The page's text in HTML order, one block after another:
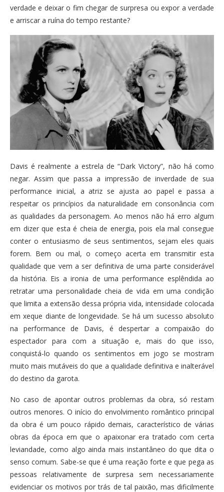
verdade e deixar o fim chegar de surpresa ou expor a verdade
e arriscar a ruína do tempo restante?
Davis é realmente a estrela de “Dark Victory”, não há como
negar. Assim que passa a impressão de inverdade de sua
performance inicial, a atriz se ajusta ao papel e passa a
respeitar os princípios da naturalidade em consonância com
as qualidades da personagem. Ao menos não há erro algum
em dizer que esta é cheia de energia, pois ela mal consegue
conter o entusiasmo de seus sentimentos, sejam eles quais
forem. Bem ou mal, o começo acerta em transmitir esta
qualidade que vem a ser definitiva de uma parte considerável
da história. Eis a ironia de uma performance esplêndida ao
retratar uma personalidade cheia de vida em uma condição
que limita a extensão dessa própria vida, intensidade colocada
em xeque diante de longevidade. Se há um sucesso absoluto
na performance de Davis, é despertar a compaixão do
espectador para com a situação e, mais do que isso,
conquistá-lo quando os sentimentos em jogo se mostram
muito mais mutáveis do que a qualidade definitiva e inalterável
do destino da garota.
No caso de apontar outros problemas da obra, só restam
outros menores. O início do envolvimento romântico principal
da obra é um pouco rápido demais, característico de várias
obras da época em que o apaixonar era tratado com certa
leviandade, como algo ainda mais instantâneo do que dita o
senso comum. Sabe-se que é uma reação forte e que pega as
pessoas relativamente de surpresa sem necessariamente
evidenciar os motivos por trás de tal paixão, mas dificilmente